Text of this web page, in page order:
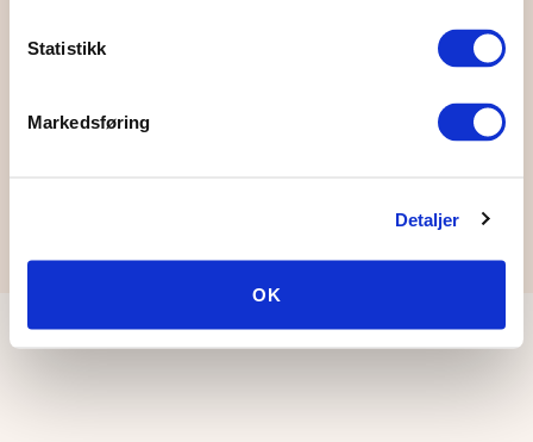
Statistikk
Markedsføring
Detaljer
OK
Normisjon
Facebook